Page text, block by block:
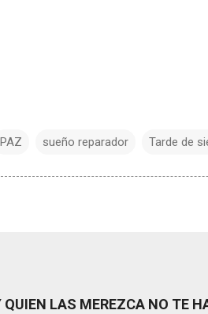
PAZ sueño reparador Tarde de
LAS MEREZCA NO TE